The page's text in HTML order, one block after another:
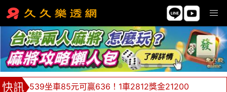
539坐車85元可贏636！1車2812獎金21200